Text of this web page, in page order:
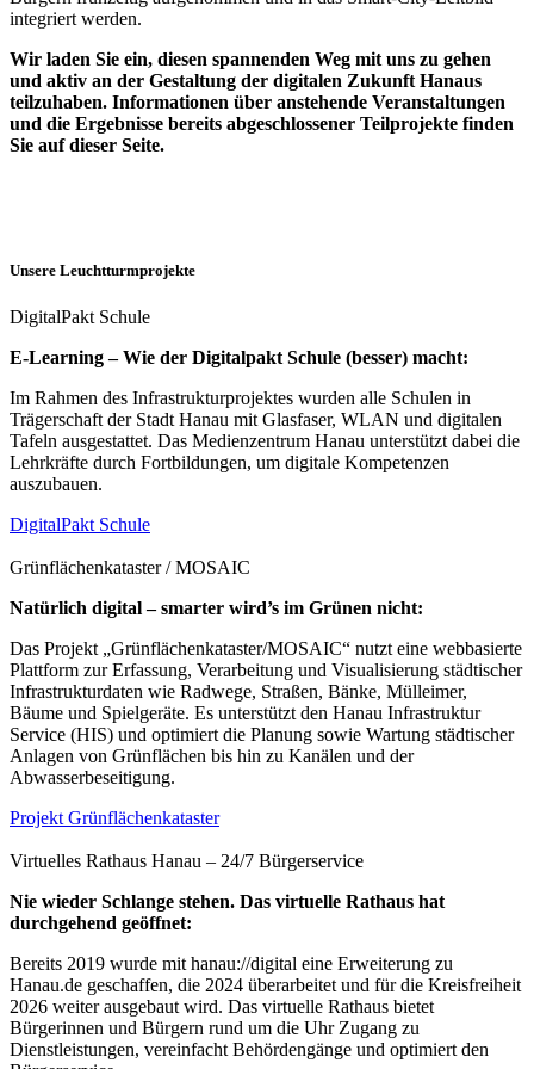
integriert werden.
Wir laden Sie ein, diesen spannenden Weg mit uns zu gehen
und aktiv an der Gestaltung der digitalen Zukunft Hanaus
teilzuhaben. Informationen über anstehende Veranstaltungen
und die Ergebnisse bereits abgeschlossener Teilprojekte finden
Sie auf dieser Seite.
Unsere Leuchtturmprojekte
DigitalPakt Schule
E-Learning – Wie der Digitalpakt Schule (besser) macht:
Im Rahmen des Infrastrukturprojektes wurden alle Schulen in
Trägerschaft der Stadt Hanau mit Glasfaser, WLAN und digitalen
Tafeln ausgestattet. Das Medienzentrum Hanau unterstützt dabei die
Lehrkräfte durch Fortbildungen, um digitale Kompetenzen
auszubauen.
DigitalPakt Schule
Grünflächenkataster / MOSAIC
Natürlich digital – smarter wird’s im Grünen nicht:
Das Projekt „Grünflächenkataster/MOSAIC“ nutzt eine webbasierte
Plattform zur Erfassung, Verarbeitung und Visualisierung städtischer
Infrastrukturdaten wie Radwege, Straßen, Bänke, Mülleimer,
Bäume und Spielgeräte. Es unterstützt den Hanau Infrastruktur
Service (HIS) und optimiert die Planung sowie Wartung städtischer
Anlagen von Grünflächen bis hin zu Kanälen und der
Abwasserbeseitigung.
Projekt Grünflächenkataster
Virtuelles Rathaus Hanau – 24/7 Bürgerservice
Nie wieder Schlange stehen. Das virtuelle Rathaus hat
durchgehend geöffnet:
Bereits 2019 wurde mit hanau://digital eine Erweiterung zu
Hanau.de geschaffen, die 2024 überarbeitet und für die Kreisfreiheit
2026 weiter ausgebaut wird. Das virtuelle Rathaus bietet
Bürgerinnen und Bürgern rund um die Uhr Zugang zu
Dienstleistungen, vereinfacht Behördengänge und optimiert den